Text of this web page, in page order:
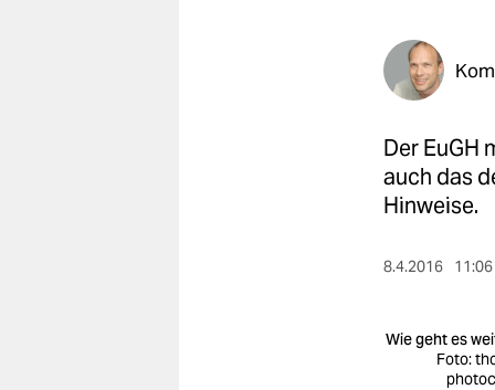
Der EuGH
auch das
Hinweise.
8.4.2016
Wie geht es
Foto: